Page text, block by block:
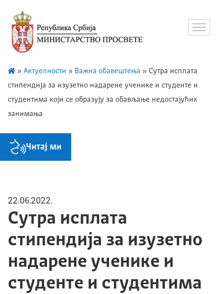
» Актуелности » Важна обавештења » Сутра исплата
стипендија за изузетно надарене ученике и студенте и
студентима који се образују за обављање недостајућих
занимања
Читај ми
22.06.2022.
Сутра исплата
стипендија за изузетно
надарене ученике и
студенте и студентима